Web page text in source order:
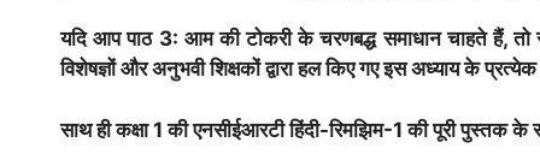
यदि आप पाठ 3: आम की टोकरी के चरणबद्ध समाधान चाहते हैं,
विशेषज्ञों और अनुभवी शिक्षकों द्वारा हल किए गए इस अध्याय के
साथ ही कक्षा 1 की एनसीईआरटी हिंदी-रिमझिम-1 की पूरी पुस्तक